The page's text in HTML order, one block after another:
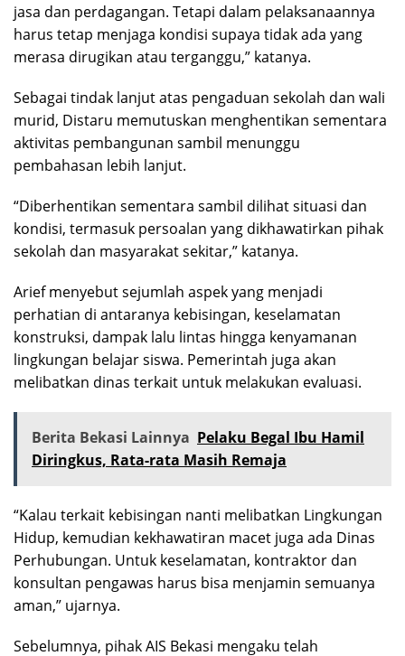
jasa dan perdagangan. Tetapi dalam pelaksanaannya
harus tetap menjaga kondisi supaya tidak ada yang
merasa dirugikan atau terganggu,” katanya.
Sebagai tindak lanjut atas pengaduan sekolah dan wali
murid, Distaru memutuskan menghentikan sementara
aktivitas pembangunan sambil menunggu
pembahasan lebih lanjut.
“Diberhentikan sementara sambil dilihat situasi dan
kondisi, termasuk persoalan yang dikhawatirkan pihak
sekolah dan masyarakat sekitar,” katanya.
Arief menyebut sejumlah aspek yang menjadi
perhatian di antaranya kebisingan, keselamatan
konstruksi, dampak lalu lintas hingga kenyamanan
lingkungan belajar siswa. Pemerintah juga akan
melibatkan dinas terkait untuk melakukan evaluasi.
Berita Bekasi Lainnya Pelaku Begal Ibu Hamil
Diringkus, Rata-rata Masih Remaja
“Kalau terkait kebisingan nanti melibatkan Lingkungan
Hidup, kemudian kekhawatiran macet juga ada Dinas
Perhubungan. Untuk keselamatan, kontraktor dan
konsultan pengawas harus bisa menjamin semuanya
aman,” ujarnya.
Sebelumnya, pihak AIS Bekasi mengaku telah